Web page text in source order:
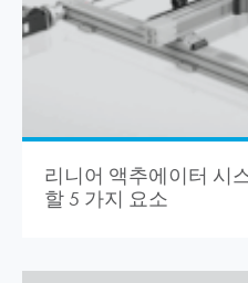
리니어 액추에이터 시
할 5 가지 요소